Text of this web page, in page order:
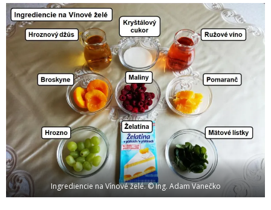
Ingrediencie na Vínové želé. © Ing. Adam Vanečko